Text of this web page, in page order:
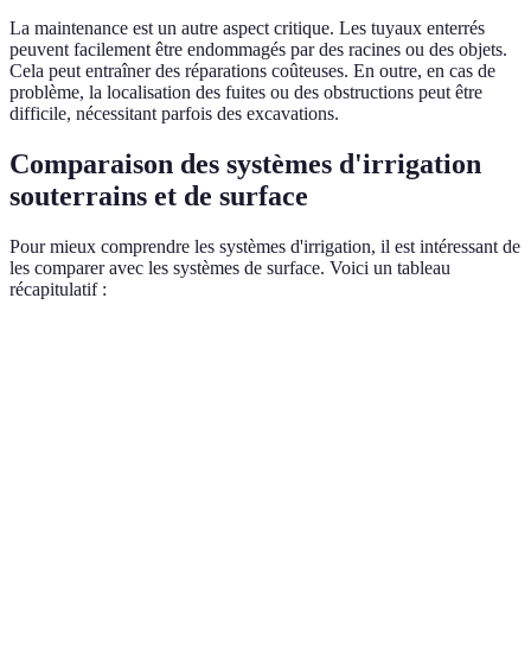
La maintenance est un autre aspect critique. Les tuyaux enterrés
peuvent facilement être endommagés par des racines ou des objets.
Cela peut entraîner des réparations coûteuses. En outre, en cas de
problème, la localisation des fuites ou des obstructions peut être
difficile, nécessitant parfois des excavations.
Comparaison des systèmes d'irrigation
souterrains et de surface
Pour mieux comprendre les systèmes d'irrigation, il est intéressant de
les comparer avec les systèmes de surface. Voici un tableau
récapitulatif :